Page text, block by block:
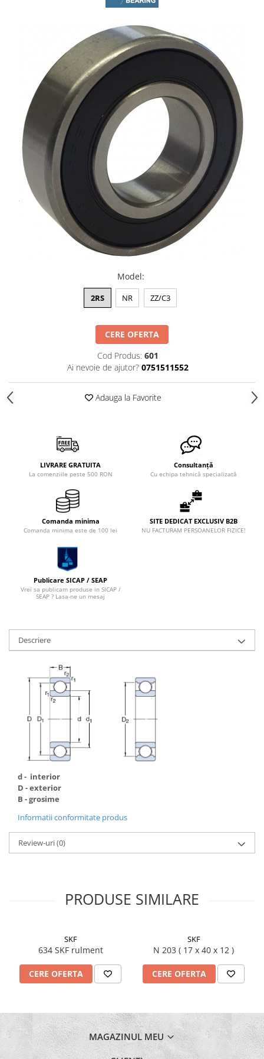
Model:
2RS NR ZZ/C3
CERE OFERTA
Cod Produs: 601
Ai nevoie de ajutor? 0751511552
Adauga la Favorite
LIVRARE GRATUITA
La comenziile peste 500 RON
Consultanță
Cu echipa tehnică specializată
Comanda minima
Comanda minima este de 100 lei
SITE DEDICAT EXCLUSIV B2B
NU FACTURAM PERSOANELOR FIZICE!
Publicare SICAP / SEAP
Vrei sa publicam produse in SICAP /
SEAP ? Lasa-ne un mesaj
Descriere
d - interior
D - exterior
B - grosime
Informatii conformitate produs
Review-uri(0)
PRODUSE SIMILARE
SKF
634 SKF rulment
CERE OFERTA
SKF
N 203 ( 17 x 40 x 12 )
CERE OFERTA
MAGAZINUL MEU